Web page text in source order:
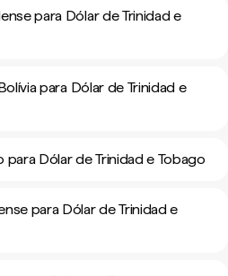
para Dólar de Trinidad e
para Dólar de Trinidad e
para Dólar de Trinidad e Tobago
para Dólar de Trinidad e